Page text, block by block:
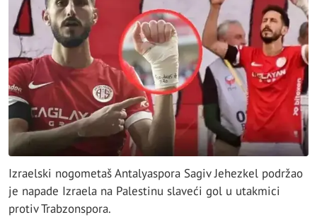
Izraelski nogometaš Antalyaspora Sagiv Jehezkel podržao
je napade Izraela na Palestinu slaveći gol u utakmici
protiv Trabzonspora.